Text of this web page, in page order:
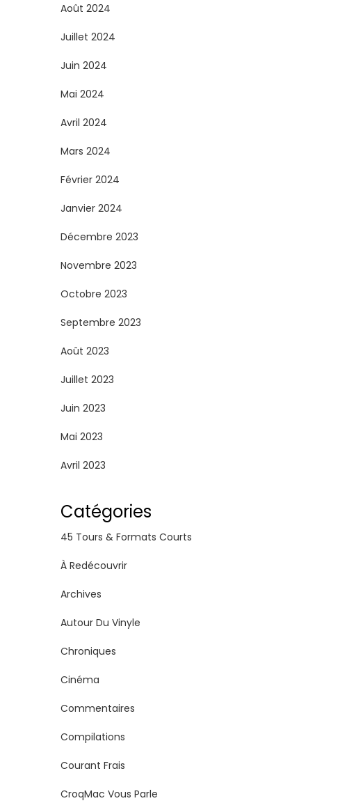
Août 2024
Juillet 2024
Juin 2024
Mai 2024
Avril 2024
Mars 2024
Février 2024
Janvier 2024
Décembre 2023
Novembre 2023
Octobre 2023
Septembre 2023
Août 2023
Juillet 2023
Juin 2023
Mai 2023
Avril 2023
Catégories
45 Tours & Formats Courts
À Redécouvrir
Archives
Autour Du Vinyle
Chroniques
Cinéma
Commentaires
Compilations
Courant Frais
CroqMac Vous Parle